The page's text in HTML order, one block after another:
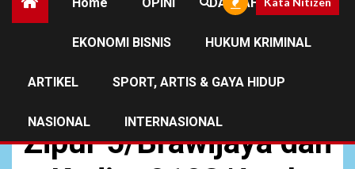
EKONOMI BISNIS HUKUM KRIMINAL
ARTIKEL SPORT, ARTIS & GAYA HIDUP
NASIONAL INTERNASIONAL
Zipur 5/Brawijaya dan